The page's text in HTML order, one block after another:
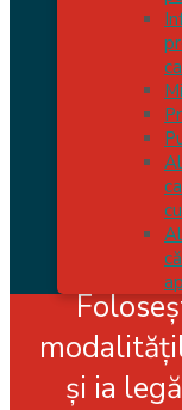
Ultima
și ia